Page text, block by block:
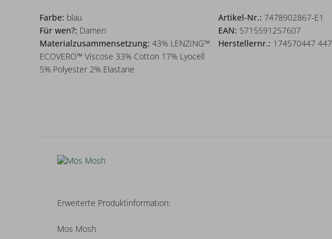
Farbe: blau
Für wen?: Damen
Materialzusammensetzung: 43% LENZING™
ECOVERO™ Viscose 33% Cotton 17% Lyocell
5% Polyester 2% Elastane
Artikel-Nr.: 7478902867-E1
EAN: 5715591257607
Herstellernr.: 174570447 447
Erweiterte Produktinformation:
Mos Mosh